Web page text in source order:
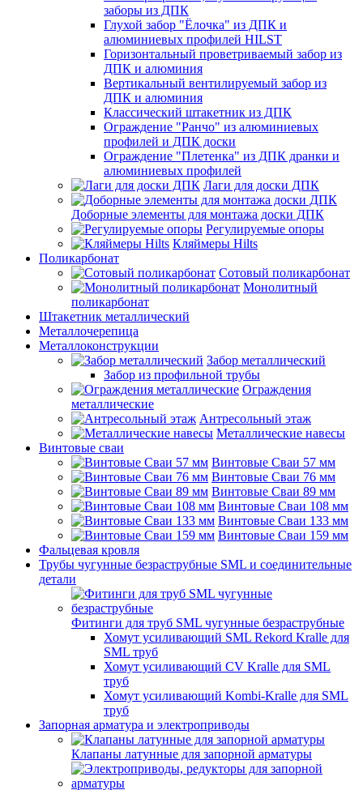
заборы из ДПК
Глухой забор "Ёлочка" из ДПК и
алюминиевых профилей HILST
Горизонтальный проветриваемый забор из
ДПК и алюминия
Вертикальный вентилируемый забор из
ДПК и алюминия
Классический штакетник из ДПК
Ограждение "Ранчо" из алюминиевых
профилей и ДПК доски
Ограждение "Плетенка" из ДПК дранки и
алюминиевых профилей
Лаги для доски ДПК
Доборные элементы для монтажа доски ДПК
Регулируемые опоры
Кляймеры Hilts
Поликарбонат
Сотовый поликарбонат
Монолитный
поликарбонат
Штакетник металлический
Металлочерепица
Металлоконструкции
Забор металлический
Забор из профильной трубы
Ограждения
металлические
Антресольный этаж
Металлические навесы
Винтовые сваи
Винтовые Сваи 57 мм
Винтовые Сваи 76 мм
Винтовые Сваи 89 мм
Винтовые Сваи 108 мм
Винтовые Сваи 133 мм
Винтовые Сваи 159 мм
Фальцевая кровля
Трубы чугунные безраструбные SML и соединительные
детали
Фитинги для труб SML чугунные безраструбные
Хомут усиливающий SML Rekord Kralle для
SML труб
Хомут усиливающий CV Kralle для SML
труб
Хомут усиливающий Kombi-Kralle для SML
труб
Запорная арматура и электроприводы
Клапаны латунные для запорной арматуры